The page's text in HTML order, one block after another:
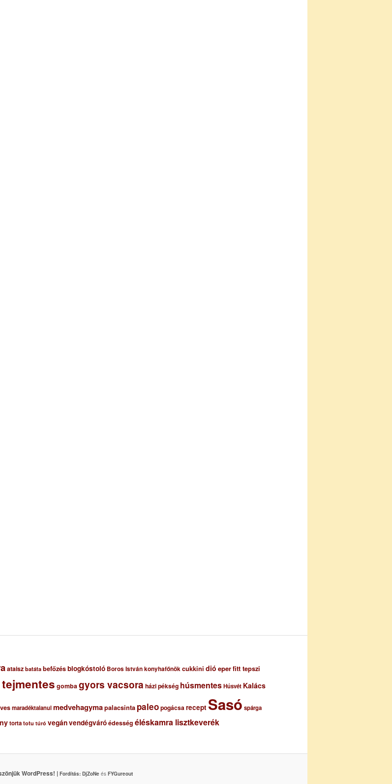
ataisz batáta befőzésblogkóstoló Boros István konyhafőnökcukkini dió eperfitt tepszi
gombagyors vacsora házi pékség húsmentesHúsvét Kalács
maradéktalanulmedvehagymapalacsinta paleopogácsarecept Sasó spárga
torta totu túró vegánvendégváróédesség éléskamra lisztkeverék
WordPress! | Fordítás: DjZoNeés FYGureout